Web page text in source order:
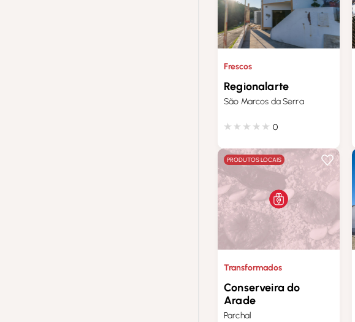
Frescos
Regionalarte
São Marcos da Serra
0
PRODUTOS LOCAIS
Transformados
Conserveira do
Arade
Parchal